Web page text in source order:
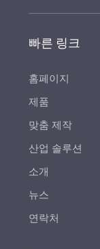
빠른 링크
홈페이지
제품
맞춤 제작
산업 솔루션
소개
뉴스
연락처